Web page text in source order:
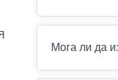
Мога ли да